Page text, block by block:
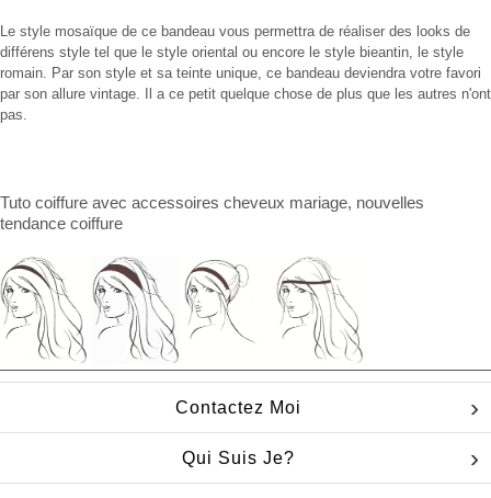
Le style mosaïque de ce bandeau vous permettra de réaliser des looks de
différens style tel que le style oriental ou encore le style bieantin, le style
romain. Par son style et sa teinte unique, ce bandeau deviendra votre favori
par son allure vintage. Il a ce petit quelque chose de plus que les autres n'ont
pas.
Tuto coiffure avec accessoires cheveux mariage, nouvelles
tendance coiffure
Contactez Moi
Qui Suis Je?